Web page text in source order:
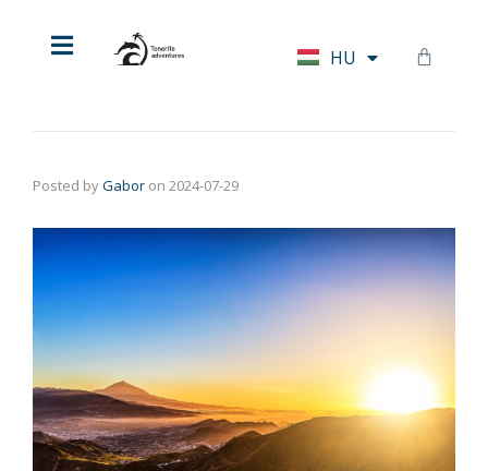
HU
DE
Posted byGabor on 2024-07-29